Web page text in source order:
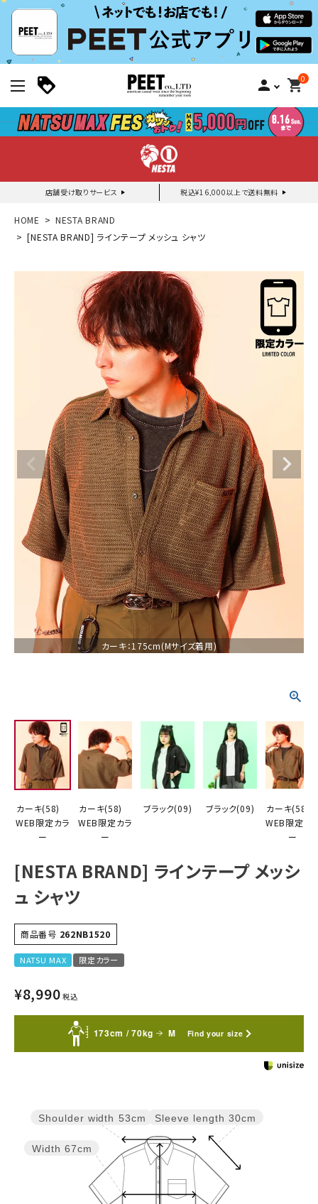
person 0
shopping_cart
店舗受け取りサービス 税込¥16,000以上で送料無料
新規会員登録｜ログイン
search
ブランドメニュー
スタイリング
ニュース・特集
ランキング
お問い合わせ
HOME
NESTA BRAND
[NESTA BRAND] ラインテープ メッシュ シャツ
カーキ：175cm(Mサイズ着用)
カーキ(58)
WEB限定カラ
ー
カーキ(58)
WEB限定カラ
ー
ブラック(09) ブラック(09)
カーキ(58)
WEB限定カ
ー
[NESTA BRAND] ラインテープ メッシ
ュ シャツ
商品番号 262NB1520
NATSU MAX 限定カラー
¥8,990 税込
173cm / 70kg M Find your size
Sleeve length 30cm
Width 67cm
Shoulder width 53cm